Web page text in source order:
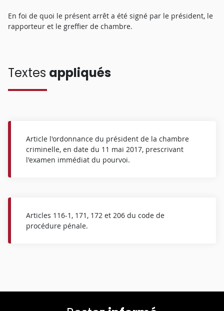
En foi de quoi le présent arrêt a été signé par le président, le
rapporteur et le greffier de chambre.
Textes appliqués
Article l'ordonnance du président de la chambre
criminelle, en date du 11 mai 2017, prescrivant
l'examen immédiat du pourvoi.
Articles 116-1, 171, 172 et 206 du code de
procédure pénale.